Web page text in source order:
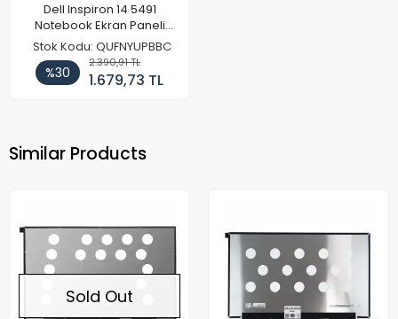
Dell Inspiron 14 5491
Notebook Ekran Paneli
(FullHD)
Stok Kodu: QUFNYUPBBC
%30
2.390,91 TL
1.679,73 TL
Similar Products
Sold Out